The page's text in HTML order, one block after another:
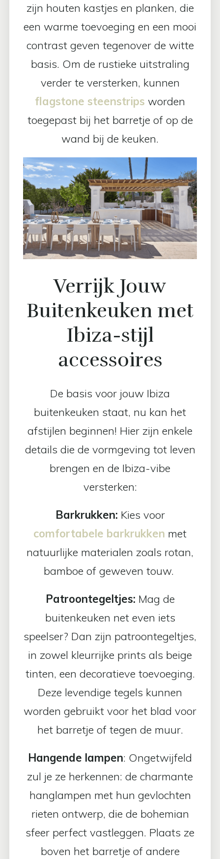
zijn houten kastjes en planken, die
een warme toevoeging en een mooi
contrast geven tegenover de witte
basis. Om de rustieke uitstraling
verder te versterken, kunnen
flagstone steenstrips worden
toegepast bij het barretje of op de
wand bij de keuken.
Verrijk Jouw
Buitenkeuken met
Ibiza-stijl
accessoires
De basis voor jouw Ibiza
buitenkeuken staat, nu kan het
afstijlen beginnen! Hier zijn enkele
details die de vormgeving tot leven
brengen en de Ibiza-vibe
versterken:
Barkrukken: Kies voor
comfortabele barkrukken met
natuurlijke materialen zoals rotan,
bamboe of geweven touw.
Patroontegeltjes: Mag de
buitenkeuken net even iets
speelser? Dan zijn patroontegeltjes,
in zowel kleurrijke prints als beige
tinten, een decoratieve toevoeging.
Deze levendige tegels kunnen
worden gebruikt voor het blad voor
het barretje of tegen de muur.
Hangende lampen: Ongetwijfeld
zul je ze herkennen: de charmante
hanglampen met hun gevlochten
rieten ontwerp, die de bohemian
sfeer perfect vastleggen. Plaats ze
boven het barretje of andere